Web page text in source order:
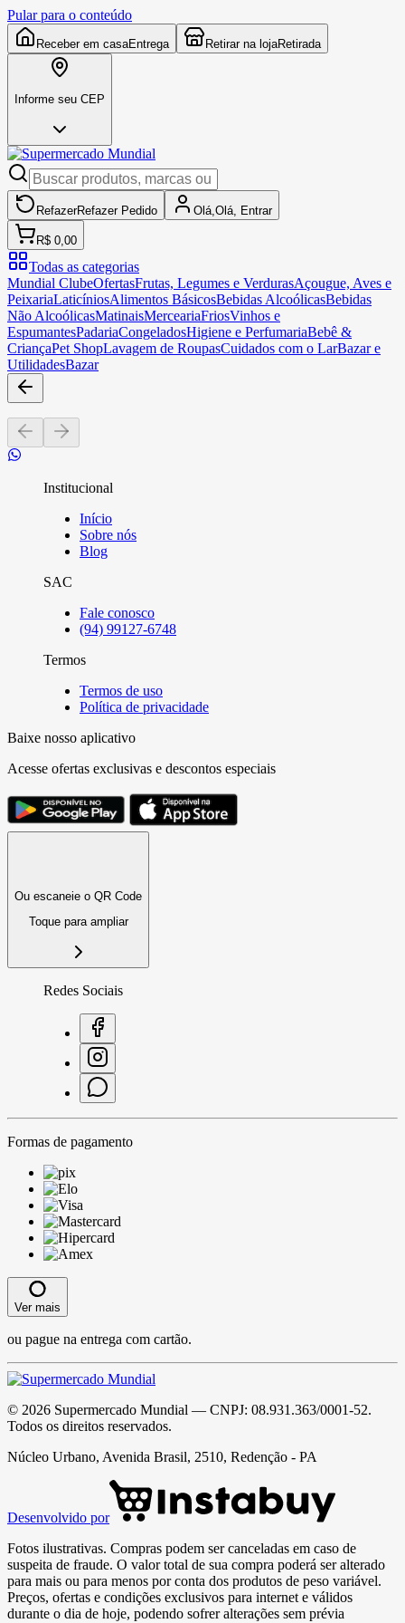
Pular para o conteúdo
Receber em casaEntrega Retirar na lojaRetirada
Informe seu CEP
RefazerRefazer Pedido Olá, Olá, Entrar
R$ 0,00
Todas as categorias
Mundial ClubeOfertasFrutas, Legumes e VerdurasAçougue, Aves e
PeixariaLaticíniosAlimentos BásicosBebidas AlcoólicasBebidas
Não AlcoólicasMatinaisMerceariaFriosVinhos e
EspumantesPadariaCongeladosHigiene e PerfumariaBebê &
CriançaPet ShopLavagem de RoupasCuidados com o LarBazar e
UtilidadesBazar
Institucional
Início
Sobre nós
Blog
SAC
Fale conosco
(94) 99127-6748
Termos
Termos de uso
Política de privacidade
Baixe nosso aplicativo
Acesse ofertas exclusivas e descontos especiais
Ou escaneie o QR Code
Toque para ampliar
Redes Sociais
Formas de pagamento
Ver mais
ou pague na entrega com cartão.
© 2026 Supermercado Mundial — CNPJ: 08.931.363/0001-52.
Todos os direitos reservados.
Núcleo Urbano, Avenida Brasil, 2510, Redenção - PA
Desenvolvido por
Fotos ilustrativas. Compras podem ser canceladas em caso de
suspeita de fraude. O valor total de sua compra poderá ser alterado
para mais ou para menos por conta dos produtos de peso variável.
Preços, ofertas e condições exclusivos para internet e válidos
durante o dia de hoje, podendo sofrer alterações sem prévia